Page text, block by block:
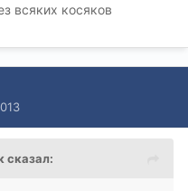
всяких косяков
сказал: